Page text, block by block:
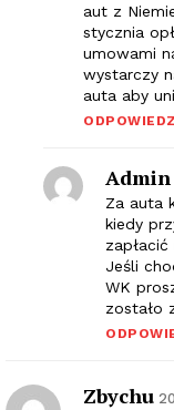
aut z
stycznia
umowami
wystarczy
auta aby
ODPOWIEDZ
Admin
Za auta
kiedy
Jeśli
WK
zostało
Zbychu